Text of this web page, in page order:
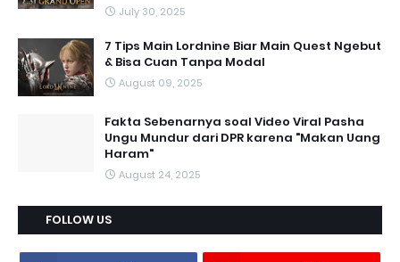
July 30, 2025
7 Tips Main Lordnine Biar Main Quest Ngebut
& Bisa Cuan Tanpa Modal
August 09, 2025
Fakta Sebenarnya soal Video Viral Pasha
Ungu Mundur dari DPR karena "Makan Uang
Haram"
August 24, 2025
FOLLOW US